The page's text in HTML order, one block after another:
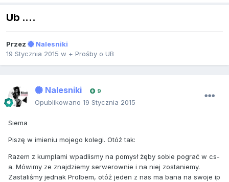
Ub ....
Przez
Nalesniki
19 Stycznia 2015 w + Prośby o UB
Nalesniki 9
Opublikowano 19 Stycznia 2015
Siema
Piszę w imieniu mojego kolegi. Otóż tak:
Razem z kumplami wpadlismy na pomysł żęby sobie pograć w cs-
a. Mówimy ze znajdziemy serwerownie i na niej zostaniemy.
Zastaliśmy jednak Prolbem, otóż jeden z nas ma bana na swoje ip